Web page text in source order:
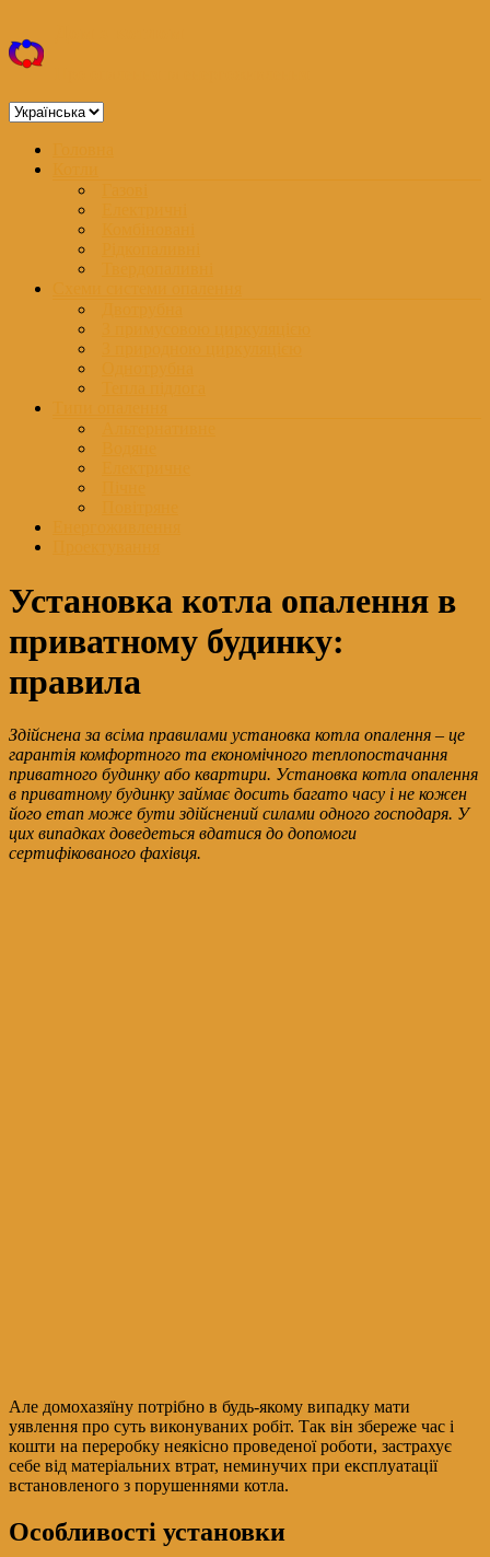
до
вмісту
Вибрати
Меню
Установка котла опалення в
приватному будинку:
правила
Здійснена за всіма правилами установка котла опалення – це
гарантія комфортного та економічного теплопостачання
приватного будинку або квартири. Установка котла опалення
в приватному будинку займає досить багато часу і не кожен
його етап може бути здійснений силами одного господаря. У
цих випадках доведеться вдатися до допомоги
сертифікованого фахівця.
Але домохазяїну потрібно в будь-якому випадку мати
уявлення про суть виконуваних робіт. Так він збереже час і
кошти на переробку неякісно проведеної роботи, застрахує
себе від матеріальних втрат, неминучих при експлуатації
встановленого з порушеннями котла.
Особливості установки